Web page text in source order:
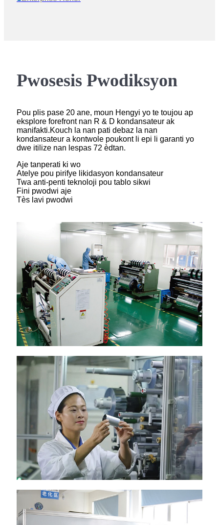
Pwosesis Pwodiksyon
Pou plis pase 20 ane, moun Hengyi yo te toujou ap
eksplore forefront nan R & D kondansateur ak
manifakti.Kouch la nan pati debaz la nan
kondansateur a kontwole poukont li epi li garanti yo
dwe itilize nan lespas 72 èdtan.
Aje tanperati ki wo
Atelye pou pirifye likidasyon kondansateur
Twa anti-penti teknoloji pou tablo sikwi
Fini pwodwi aje
Tès lavi pwodwi